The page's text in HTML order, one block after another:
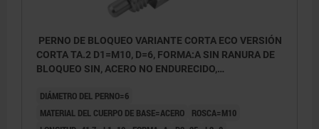
PERNO DE BLOQUEO VARIANTE CORTA ECO VERSIÓN
CORTA TA.2 D1=M10, D=6, FORMA:A SIN RANURA DE
BLOQUEO SIN, ACERO NO ENDURECIDO,
DIÁMETRO DEL PERNO=6
MATERIAL DEL CUERPO DE BASE=ACERO
ROSCA=M10